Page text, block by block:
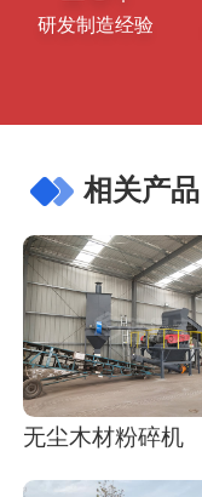
研发制造经验
相关产品
无尘木材粉碎机